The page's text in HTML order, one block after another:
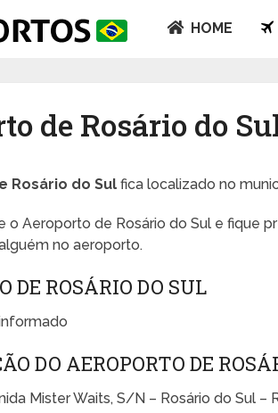
HOME
de Rosário do
Rosário do Sul fica localizado no
o Aeroporto de Rosário do Sul e fique
no aeroporto.
DE ROSÁRIO DO SUL
DO AEROPORTO DE
Mister Waits, S/N – Rosário do Sul –